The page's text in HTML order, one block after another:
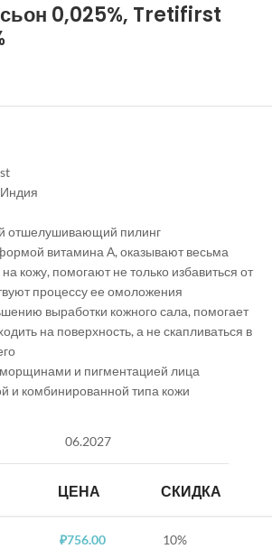
0,025%, Tretifirst
отшелушивающий пилинг
витамина А, оказывают весьма
кожу, помогают не только избавиться от
процессу ее омоложения
выработки кожного сала, помогает
на поверхность, а не скапливаться в
и пигментацией лица
и комбинированной типа кожи
06.2027
ЦЕНА СКИДКА
₽756.00 10%